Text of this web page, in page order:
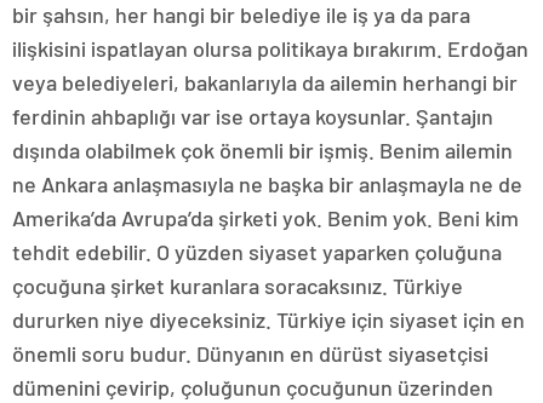
bir şahsın, her hangi bir belediye ile iş ya da para
ilişkisini ispatlayan olursa politikaya bırakırım. Erdoğan
veya belediyeleri, bakanlarıyla da ailemin herhangi bir
ferdinin ahbaplığı var ise ortaya koysunlar. Şantajın
dışında olabilmek çok önemli bir işmiş. Benim ailemin
ne Ankara anlaşmasıyla ne başka bir anlaşmayla ne de
Amerika’da Avrupa’da şirketi yok. Benim yok. Beni kim
tehdit edebilir. O yüzden siyaset yaparken çoluğuna
çocuğuna şirket kuranlara soracaksınız. Türkiye
dururken niye diyeceksiniz. Türkiye için siyaset için en
önemli soru budur. Dünyanın en dürüst siyasetçisi
dümenini çevirip, çoluğunun çocuğunun üzerinden